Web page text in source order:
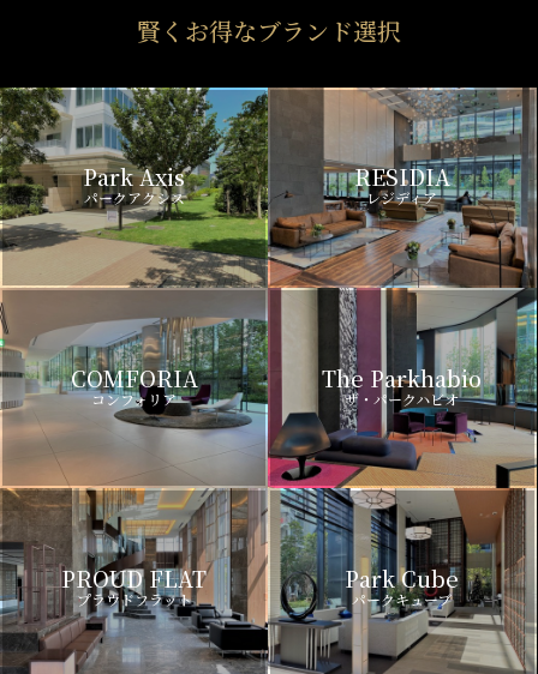
賢くお得なブランド選択
Park Axis
パークアクシス
RESIDIA
レジディア
COMFORIA
コンフォリア
The Parkhabio
ザ・パークハビオ
PROUD FLAT
プラウドフラット
Park Cube
パークキューブ